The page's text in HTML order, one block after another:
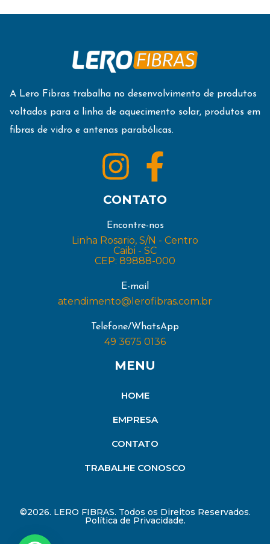
A Lero Fibras trabalha no desenvolvimento de produtos
voltados para a linha de aquecimento solar, produtos em
fibras de vidro e antenas parabólicas.
CONTATO
Encontre-nos
Linha Rosario, S/N - Centro
Caibi - SC
CEP: 89888-000
E-mail
atendimento@lerofibras.com.br
Telefone/WhatsApp
49 3675 0136
MENU
HOME
EMPRESA
CONTATO
TRABALHE CONOSCO
©2026. LERO FIBRAS. Todos os Direitos Reservados.
Política de Privacidade.